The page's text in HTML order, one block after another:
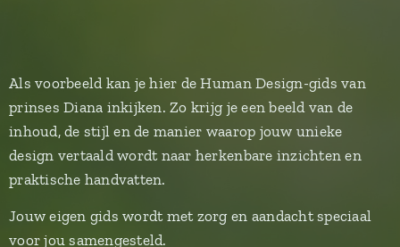
Als voorbeeld kan je hier de Human Design-gids van
prinses Diana inkijken. Zo krijg je een beeld van de
inhoud, de stijl en de manier waarop jouw unieke
design vertaald wordt naar herkenbare inzichten en
praktische handvatten.
Jouw eigen gids wordt met zorg en aandacht speciaal
voor jou samengesteld.